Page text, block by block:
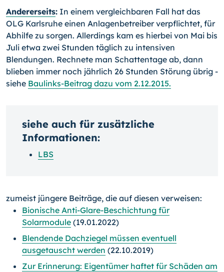
Andererseits: In einem vergleichbaren Fall hat das
OLG Karlsruhe einen Anlagen­be­treiber verpflichtet, für
Abhilfe zu sorgen. Allerdings kam es hierbei von Mai bis
Juli etwa zwei Stunden täglich zu intensiven
Blendungen. Rechnete man Schattentage ab, dann
blieben immer noch jährlich 26 Stunden Störung übrig -
siehe Baulinks-Beitrag dazu vom 2.12.2015.
siehe auch für zusätzliche
Informationen:
LBS
zumeist jüngere Beiträge, die auf diesen verweisen:
Bionische Anti-Glare-Beschichtung für
Solarmodule (19.01.2022)
Blendende Dachziegel müssen eventuell
ausgetauscht werden (22.10.2019)
Zur Erinnerung: Eigentümer haftet für Schäden am